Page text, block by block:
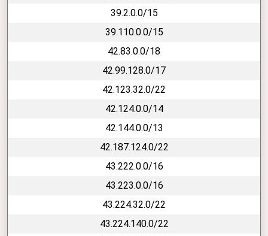
39.2.0.0/15
39.110.0.0/15
42.83.0.0/18
42.99.128.0/17
42.123.32.0/22
42.124.0.0/14
42.144.0.0/13
42.187.124.0/22
43.222.0.0/16
43.223.0.0/16
43.224.32.0/22
43.224.140.0/22